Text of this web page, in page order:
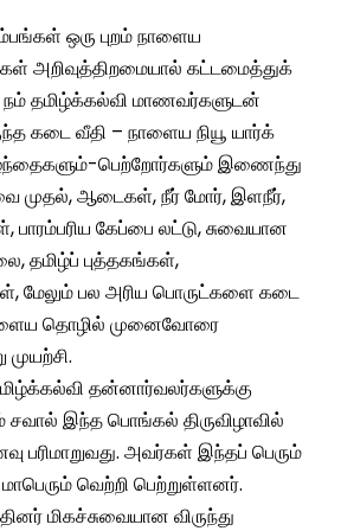
ஒரு புறம் நாளைய
அறிவுத்திறமையால் கட்டமைத்துக்
நம் தமிழ்க்கல்வி மாணவர்களுடன்
கடை வீதி – நாளைய நியூ யார்க்
பெற்றோர்களும் இணைந்து
முதல், ஆடைகள், நீர் மோர், இளநீர்,
கேப்பை லட்டு, சுவையான
தமிழ்ப் புத்தகங்கள்,
மேலும் பல அரிய பொருட்களை கடை
தொழில் முனைவோரை
முயற்சி.
தன்னார்வலர்களுக்கு
சவால் இந்த பொங்கல் திருவிழாவில்
பரிமாறுவது. அவர்கள் இந்தப் பெரும்
வெற்றி பெற்றுள்ளனர்.
மிகச்சுவையான விருந்து